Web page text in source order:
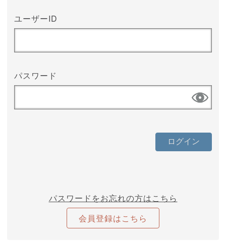
ユーザーID
パスワード
パスワードをお忘れの方はこちら
会員登録はこちら